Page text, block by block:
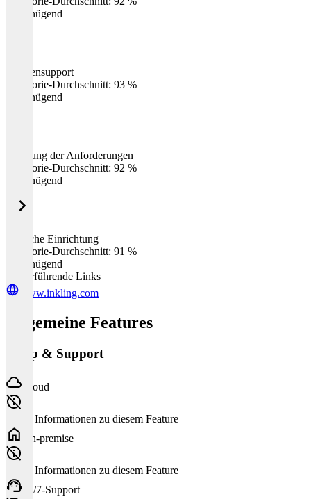
Ungenügend
Kundensupport
Kategorie-Durchschnitt: 93 %
Ungenügend
Erfüllung der Anforderungen
Kategorie-Durchschnitt: 92 %
Ungenügend
Einfache Einrichtung
Kategorie-Durchschnitt: 91 %
Ungenügend
Weiterführende Links
www.inkling.com
Allgemeine Features
Setup & Support
Cloud
Keine Informationen zu diesem Feature
On-premise
Keine Informationen zu diesem Feature
24/7-Support